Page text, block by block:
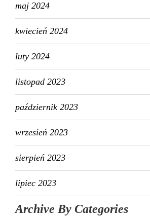
maj 2024
kwiecień 2024
luty 2024
listopad 2023
październik 2023
wrzesień 2023
sierpień 2023
lipiec 2023
Archive By Categories